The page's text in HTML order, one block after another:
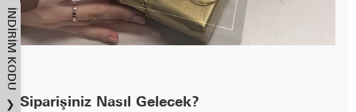
Siparişiniz Nasıl Gelecek?
İNDIRIM KODU
❯